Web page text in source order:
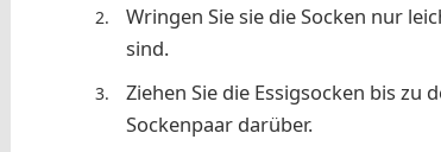
Wringen Sie sie die Socken nur
sind.
Ziehen Sie die Essigsocken bis zu
Sockenpaar darüber.